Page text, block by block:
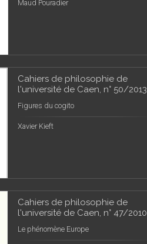
Maud Pouradier
Cahiers de philosophie de
l'université de Caen, n° 50/2013
Figures du cogito
Xavier Kieft
Cahiers de philosophie de
l'université de Caen, n° 47/2010
Le phénomène Europe